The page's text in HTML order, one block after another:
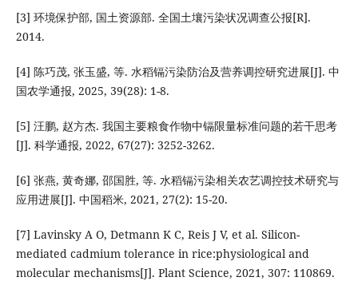
[3] 环境保护部, 国土资源部. 全国土壤污染状况调查公报[R].
2014.
[4] 陈巧茂, 张玉盛, 等. 水稻镉污染防治及营养调控研究进展[J]. 中
国农学通报, 2025, 39(28): 1-8.
[5] 汪鹏, 赵方杰. 我国主要粮食作物中镉限量标准问题的若干思考
[J]. 科学通报, 2022, 67(27): 3252-3262.
[6] 张燕, 黄奇娜, 邵国胜, 等. 水稻镉污染相关农艺调控技术研究与
应用进展[J]. 中国稻米, 2021, 27(2): 15-20.
[7] Lavinsky A O, Detmann K C, Reis J V, et al. Silicon-
mediated cadmium tolerance in rice:physiological and
molecular mechanisms[J]. Plant Science, 2021, 307: 110869.